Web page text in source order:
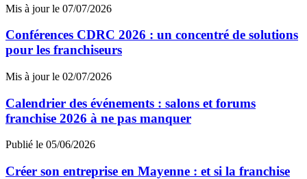
Mis à jour le 07/07/2026
Conférences CDRC 2026 : un concentré de solutions
pour les franchiseurs
Mis à jour le 02/07/2026
Calendrier des événements : salons et forums
franchise 2026 à ne pas manquer
Publié le 05/06/2026
Créer son entreprise en Mayenne : et si la franchise